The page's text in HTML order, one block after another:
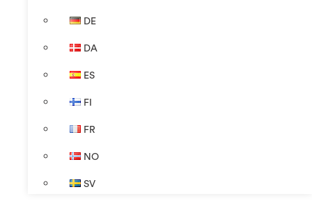
DE
DA
ES
FI
FR
NO
SV